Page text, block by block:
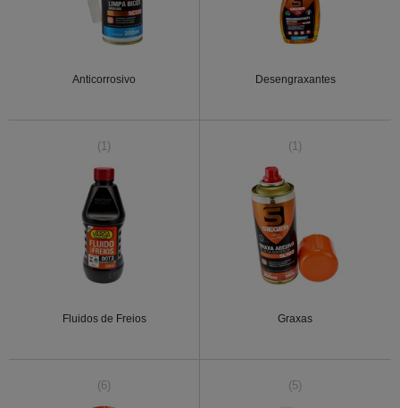
Anticorrosivo Desengraxantes
(1)
Fluidos de Freios
(1)
Graxas
(6) (5)